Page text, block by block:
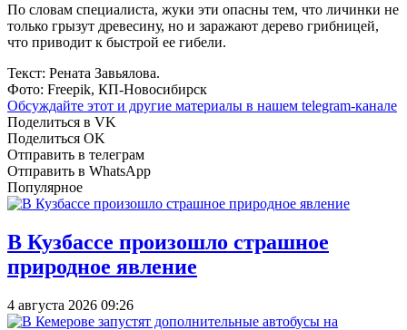
По словам специалиста, жуки эти опасны тем, что личинки не
только грызут древесину, но и заражают дерево грибницей,
что приводит к быстрой ее гибели.
Текст: Рената Завьялова.
Фото: Freepik, КП-Новосибирск
Обсуждайте этот и другие материалы в нашем telegram-канале
Поделиться в VK
Поделиться OK
Отправить в телеграм
Отправить в WhatsApp
Популярное
В Кузбассе произошло страшное
природное явление
4 августа 2026 09:26